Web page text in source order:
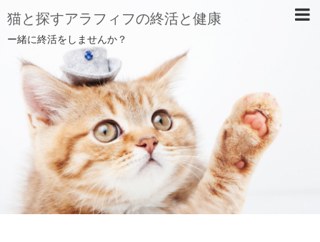
猫と探すアラフィフの終活と健康
ー緒に終活をしませんか？